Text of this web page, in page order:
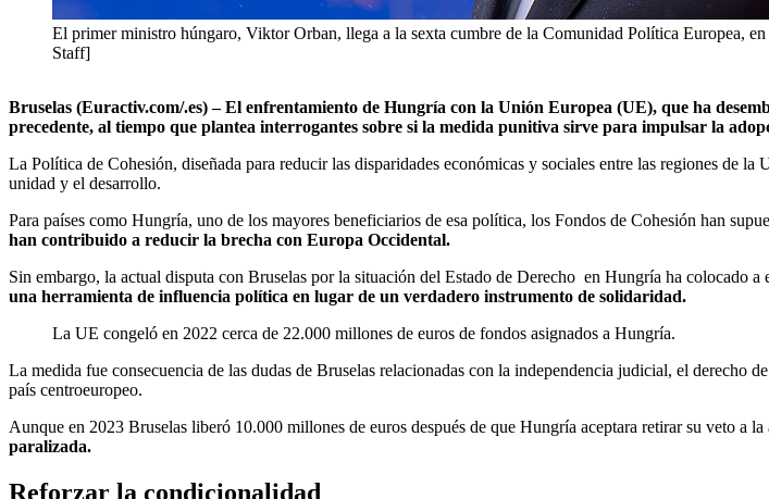
El primer ministro húngaro, Viktor Orban, llega a la sexta cumbre de la Comunidad Política Europea,
Staff]
Bruselas (Euractiv.com/.es) – El enfrentamiento de Hungría con la Unión Europea (UE), que ha
precedente, al tiempo que plantea interrogantes sobre si la medida punitiva sirve para impulsar la
La Política de Cohesión, diseñada para reducir las disparidades económicas y sociales entre las regiones de
unidad y el desarrollo.
Para países como Hungría, uno de los mayores beneficiarios de esa política, los Fondos de Cohesión han
han contribuido a reducir la brecha con Europa Occidental.
Sin embargo, la actual disputa con Bruselas por la situación del Estado de Derecho en Hungría ha colocado
una herramienta de influencia política en lugar de un verdadero instrumento de solidaridad.
La UE congeló en 2022 cerca de 22.000 millones de euros de fondos asignados a Hungría.
La medida fue consecuencia de las dudas de Bruselas relacionadas con la independencia judicial, el
país centroeuropeo.
Aunque en 2023 Bruselas liberó 10.000 millones de euros después de que Hungría aceptara retirar su veto a
paralizada.
Reforzar la condicionalidad